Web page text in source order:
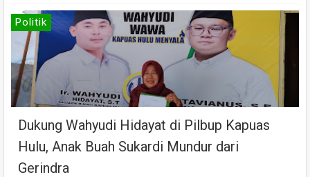
Politik
Dukung Wahyudi Hidayat di Pilbup Kapuas
Hulu, Anak Buah Sukardi Mundur dari
Gerindra